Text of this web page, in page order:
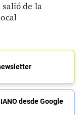
de la
desde Google